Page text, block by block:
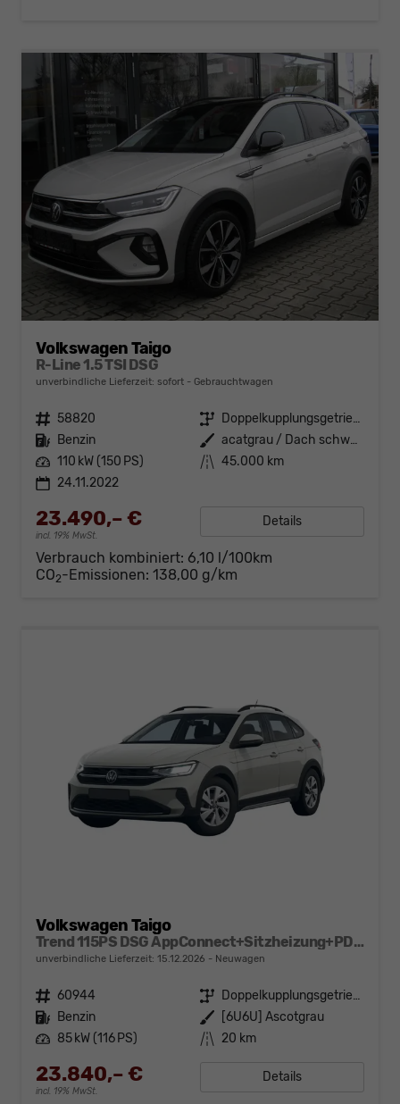
Volkswagen Taigo
R-Line 1.5 TSI DSG
unverbindliche Lieferzeit: sofort Gebrauchtwagen
Fahrzeugnr. 58820 Getriebe
Doppelkupplungsgetriebe (DSG)
Kraftstoff Benzin Außenfarbe
acatgrau / Dach schwarz
Leistung 110 kW (150 PS) Kilometerstand 45.000 km
24.11.2022
23.490,– €
incl. 19% MwSt.
Details
Verbrauch kombiniert: 6,10 l/100km
CO2-Emissionen: 138,00 g/km
Volkswagen Taigo
Trend 115PS DSG AppConnect+Sitzheizung+PDC+Alu16+LED+DAB+FrontAssist
unverbindliche Lieferzeit: 15.12.2026 Neuwagen
Fahrzeugnr. 60944 Getriebe
Doppelkupplungsgetriebe (DSG)
Kraftstoff Benzin Außenfarbe
[6U6U] Ascotgrau
Leistung 85 kW (116 PS) Kilometerstand 20 km
23.840,– €
incl. 19% MwSt.
Details